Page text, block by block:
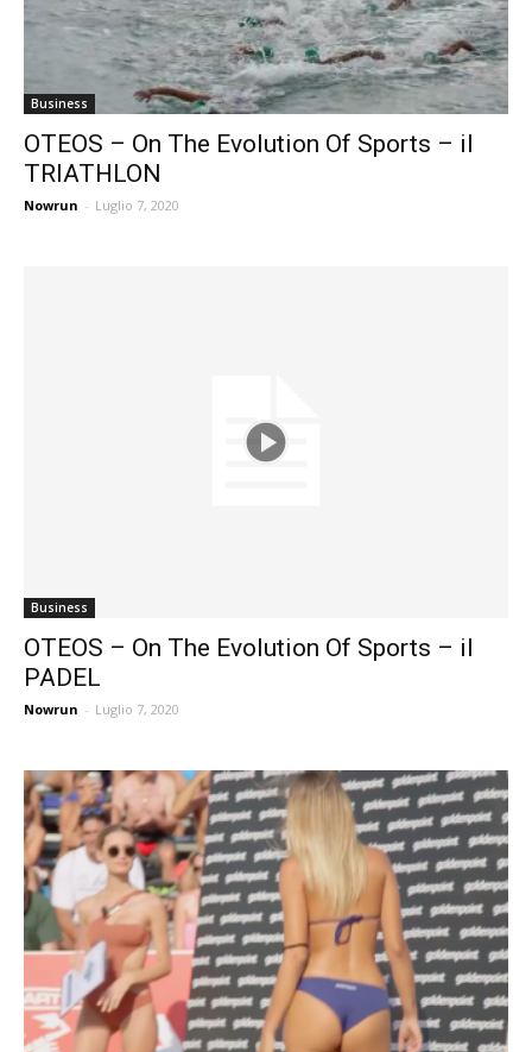
Business
OTEOS – On The Evolution Of Sports – il
TRIATHLON
Nowrun - Luglio 7, 2020
Business
OTEOS – On The Evolution Of Sports – il
PADEL
Nowrun - Luglio 7, 2020